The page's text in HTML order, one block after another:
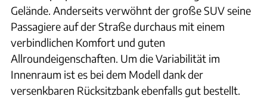
Gelände. Anderseits verwöhnt der große SUV seine
Passagiere auf der Straße durchaus mit einem
verbindlichen Komfort und guten
Allroundeigenschaften. Um die Variabilität im
Innenraum ist es bei dem Modell dank der
versenkbaren Rücksitzbank ebenfalls gut bestellt.